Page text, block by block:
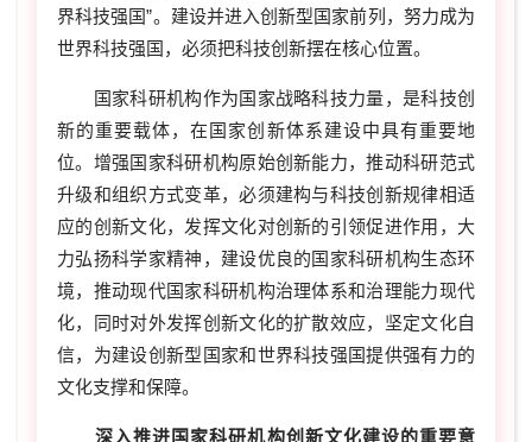
界科技强国”。建设并进入创新型国家前列，努力成为
世界科技强国，必须把科技创新摆在核心位置。
国家科研机构作为国家战略科技力量，是科技创
新的重要载体，在国家创新体系建设中具有重要地
位。增强国家科研机构原始创新能力，推动科研范式
升级和组织方式变革，必须建构与科技创新规律相适
应的创新文化，发挥文化对创新的引领促进作用，大
力弘扬科学家精神，建设优良的国家科研机构生态环
境，推动现代国家科研机构治理体系和治理能力现代
化，同时对外发挥创新文化的扩散效应，坚定文化自
信，为建设创新型国家和世界科技强国提供强有力的
文化支撑和保障。
深入推进国家科研机构创新文化建设的重要意